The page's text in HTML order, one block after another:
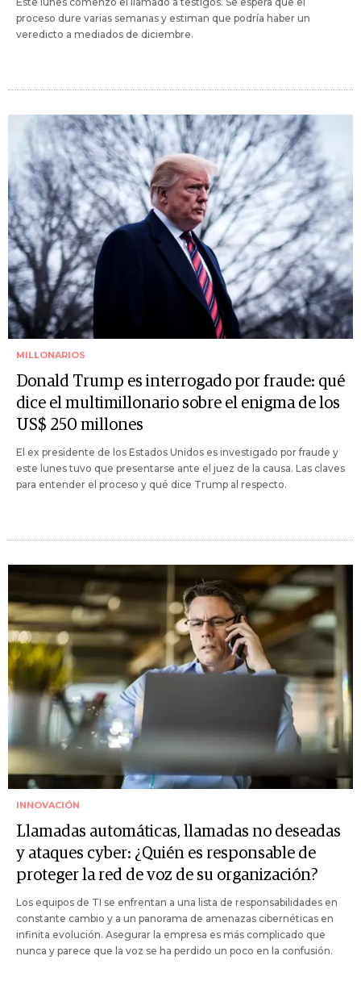
proceso dure varias semanas y estiman que podría haber un
veredicto a mediados de diciembre.
MILLONARIOS
Donald Trump es interrogado por fraude: qué
dice el multimillonario sobre el enigma de los
US$ 250 millones
El ex presidente de los Estados Unidos es investigado por fraude y
este lunes tuvo que presentarse ante el juez de la causa. Las claves
para entender el proceso y qué dice Trump al respecto.
INNOVACIÓN
Llamadas automáticas, llamadas no deseadas
y ataques cyber: ¿Quién es responsable de
proteger la red de voz de su organización?
Los equipos de TI se enfrentan a una lista de responsabilidades en
constante cambio y a un panorama de amenazas cibernéticas en
infinita evolución. Asegurar la empresa es más complicado que
nunca y parece que la voz se ha perdido un poco en la confusión.